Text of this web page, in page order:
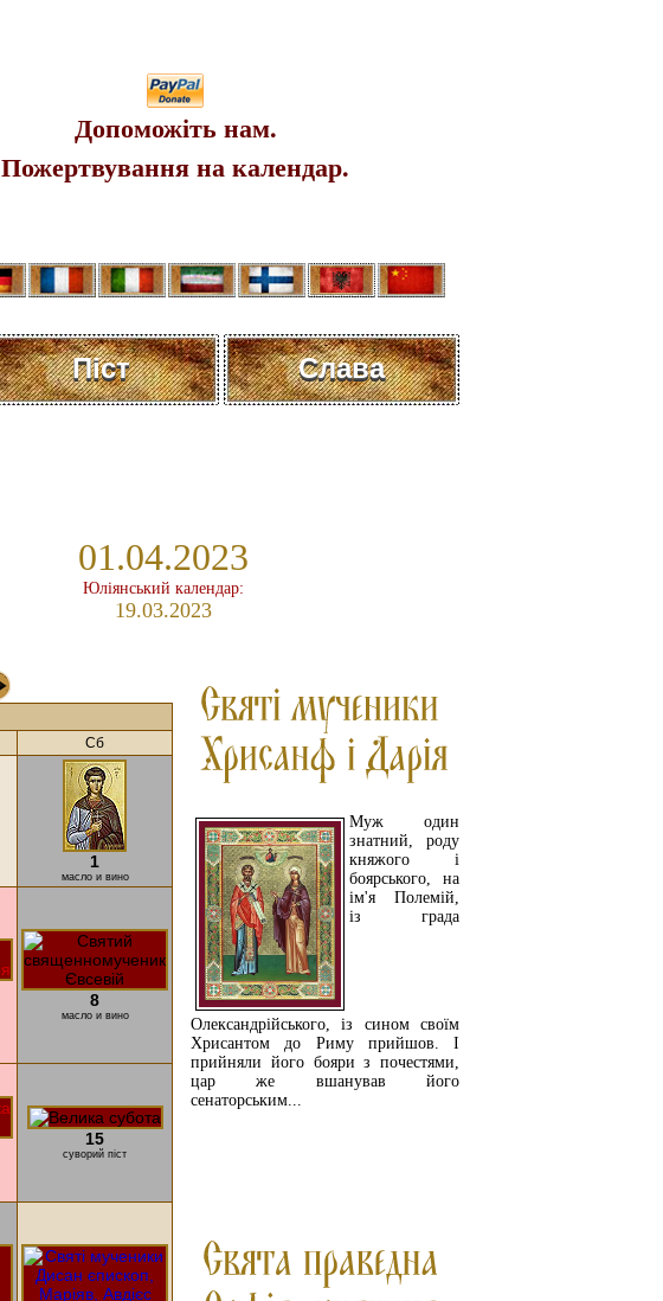
Допоможіть нам.
Пожертвування на календар.
Пiст Слава
01.04.2023
Юліянський календар:
19.03.2023
Муж один
знатний, роду
княжого і
боярського, на
ім'я Полемій,
із града
Олександрійського, із сином своїм
Хрисантом до Риму прийшов. І
прийняли його бояри з почестями,
цар же вшанував його
сенаторським...
Сб
1
масло и вино
8
масло и вино
15
суворий піст